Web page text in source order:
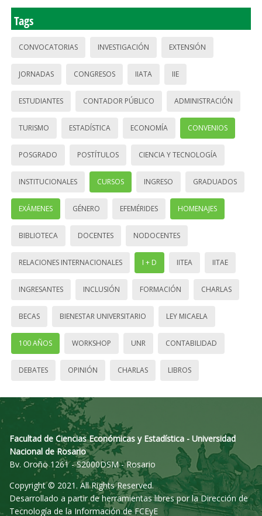
Tags
CONVOCATORIAS INVESTIGACIÓN EXTENSIÓN
JORNADAS CONGRESOS IIATA IIE
ESTUDIANTES CONTADOR PÚBLICO ADMINISTRACIÓN
TURISMO ESTADÍSTICA ECONOMÍA CONVENIOS
POSGRADO POSTÍTULOS CIENCIA Y TECNOLOGÍA
INSTITUCIONALES CURSOS INGRESO GRADUADOS
EXÁMENES GÉNERO EFEMÉRIDES HOMENAJES
BIBLIOTECA DOCENTES NODOCENTES
RELACIONES INTERNACIONALES I + D IITEA IITAE
INGRESANTES INCLUSIÓN FORMACIÓN CHARLAS
BECAS BIENESTAR UNIVERSITARIO LEY MICAELA
100 AÑOS WORKSHOP UNR CONTABILIDAD
DEBATES OPINIÓN CHARLAS LIBROS
Facultad de Ciencias Económicas y Estadística - Universidad
Nacional de Rosario
Bv. Oroño 1261 - S2000DSM - Rosario
Copyright © 2021. All Rights Reserved.
Desarrollado a partir de herramientas libres por la Dirección de
Tecnología de la Información de FCEyE